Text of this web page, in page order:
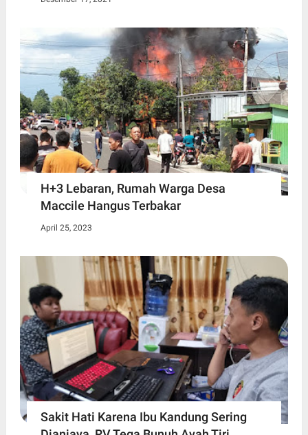
H+3 Lebaran, Rumah Warga Desa
Maccile Hangus Terbakar
April 25, 2023
Sakit Hati Karena Ibu Kandung Sering